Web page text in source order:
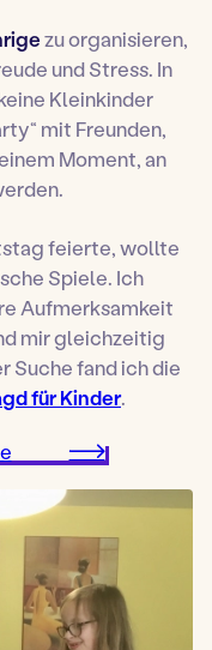
zu organisieren,
und Stress. In
Kleinkinder
mit Freunden,
Moment, an
feierte, wollte
Spiele. Ich
Aufmerksamkeit
mir gleichzeitig
Suche fand ich die
für Kinder.